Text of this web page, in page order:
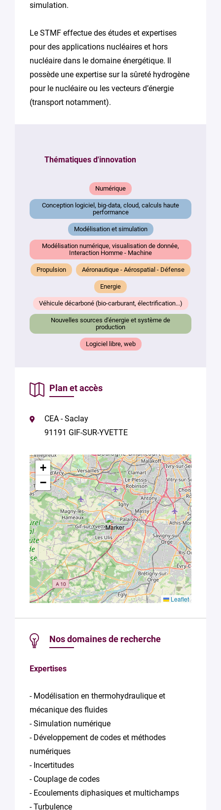
simulation.
Le STMF effectue des études et expertises
pour des applications nucléaires et hors
nucléaire dans le domaine énergétique. Il
possède une expertise sur la sûreté hydrogène
pour le nucléaire ou les vecteurs d’énergie
(transport notamment).
Thématiques d'innovation
Numérique
Conception logiciel, big-data, cloud, calculs haute
performance
Modélisation et simulation
Modélisation numérique, visualisation de donnée,
Interaction Homme - Machine
Propulsion Aéronautique - Aérospatial - Défense
Energie
Véhicule décarboné (bio-carburant, électrification...)
Nouvelles sources d'énergie et système de
production
Logiciel libre, web
Plan et accès
CEA - Saclay
91191 GIF-SUR-YVETTE
+
−
Leaflet
Nos domaines de recherche
Expertises
- Modélisation en thermohydraulique et
mécanique des fluides
- Simulation numérique
- Développement de codes et méthodes
numériques
- Incertitudes
- Couplage de codes
- Ecoulements diphasiques et multichamps
- Turbulence